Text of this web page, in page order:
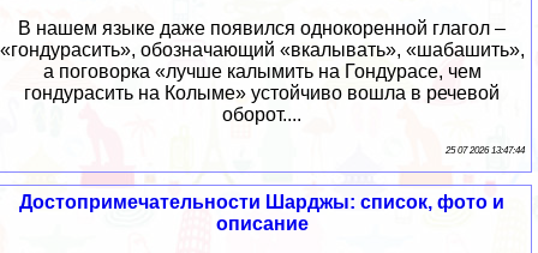
В нашем языке даже появился однокоренной глагол –
«гондурасить», обозначающий «вкалывать», «шабашить»,
а поговорка «лучше калымить на Гондурасе, чем
гондурасить на Колыме» устойчиво вошла в речевой
оборот....
25 07 2026 13:47:44
Достопримечательности Шарджы: список, фото и
описание